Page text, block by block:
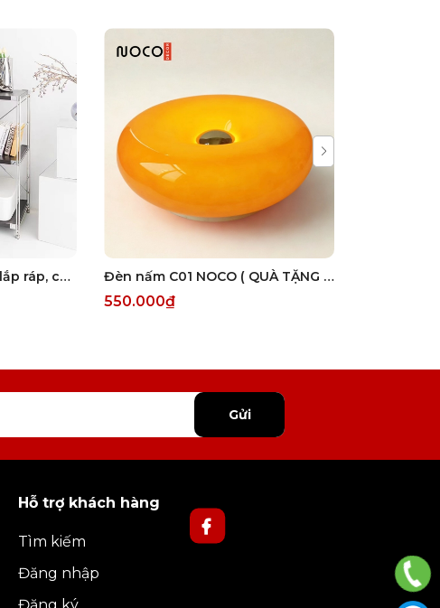
Kệ gỗ 3 TẦNG trang trí lắp ráp, cao cấp Đèn nấm C01 NOCO ( QUÀ TẶNG 1 ĐÈN HOÀNG HỒN)
550.000₫
Gửi
Hỗ trợ khách hàng
Tìm kiếm
Đăng nhập